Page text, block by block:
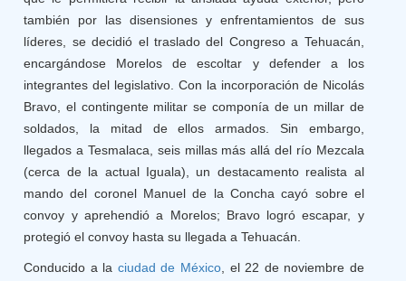
también por las disensiones y enfrentamientos de sus
líderes, se decidió el traslado del Congreso a Tehuacán,
encargándose Morelos de escoltar y defender a los
integrantes del legislativo. Con la incorporación de Nicolás
Bravo, el contingente militar se componía de un millar de
soldados, la mitad de ellos armados. Sin embargo,
llegados a Tesmalaca, seis millas más allá del río Mezcala
(cerca de la actual Iguala), un destacamento realista al
mando del coronel Manuel de la Concha cayó sobre el
convoy y aprehendió a Morelos; Bravo logró escapar, y
protegió el convoy hasta su llegada a Tehuacán.
Conducido a la ciudad de México , el 22 de noviembre de